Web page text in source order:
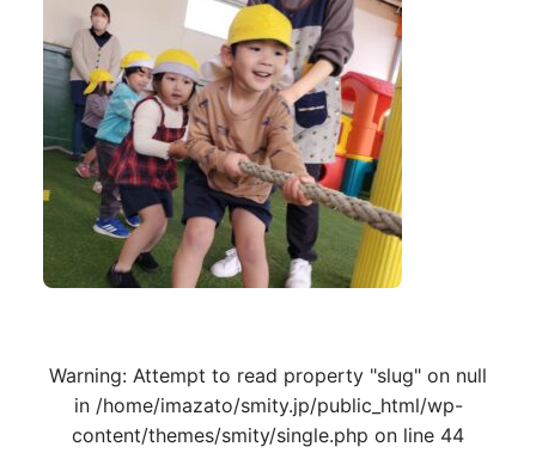
Warning: Attempt to read property "slug" on null
in /home/imazato/smity.jp/public_html/wp-
content/themes/smity/single.php on line 44